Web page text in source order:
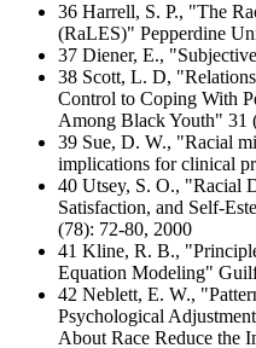
36 Harrell, S. P., "The
(RaLES)" Pepperdine
37 Diener, E.,
38 Scott, L. D,
Control to Coping With
Among Black Youth" 31
39 Sue, D. W., "Racial
implications for clinical
40 Utsey, S. O., "Racial
Satisfaction, and Self-
(78): 72-80, 2000
41 Kline, R. B.,
Equation Modeling"
42 Neblett, E. W.,
Psychological
About Race Reduce the